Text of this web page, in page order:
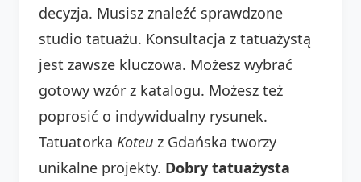
decyzja. Musisz znaleźć sprawdzone
studio tatuażu. Konsultacja z tatuażystą
jest zawsze kluczowa. Możesz wybrać
gotowy wzór z katalogu. Możesz też
poprosić o indywidualny rysunek.
Tatuatorka Koteu z Gdańska tworzy
unikalne projekty. Dobry tatuażysta